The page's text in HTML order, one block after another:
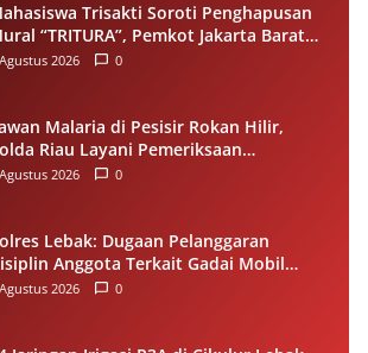
Trisakti Soroti Penghapusan
“TRITURA”, Pemkot Jakarta Barat
Beri Klarifikasi
2026 0
Malaria di Pesisir Rokan Hilir,
Riau Layani Pemeriksaan
Gratis
2026 0
Lebak: Dugaan Pelanggaran
Anggota Terkait Gadai Mobil
Bid Propam Polda Banten
2026 0